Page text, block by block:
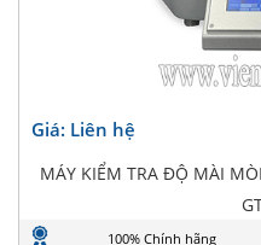
Giá: Liên hệ
MÁY KIỂM TRA ĐỘ MÀI
100% Chính hãng